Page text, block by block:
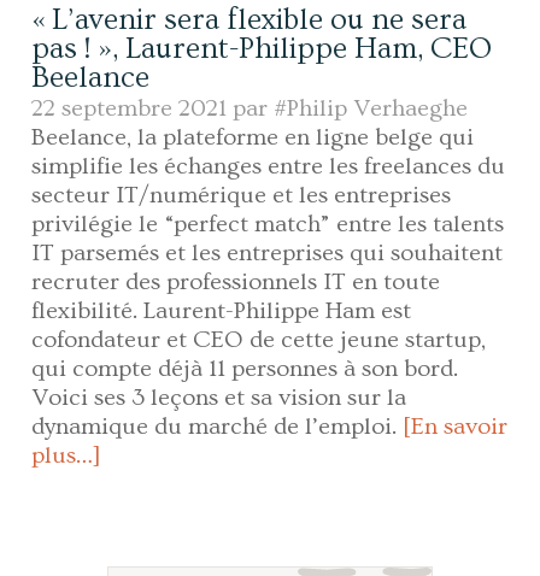
« L’avenir sera flexible ou ne sera
pas ! », Laurent-Philippe Ham, CEO
Beelance
22 septembre 2021 par #Philip Verhaeghe
Beelance, la plateforme en ligne belge qui
simplifie les échanges entre les freelances du
secteur IT/numérique et les entreprises
privilégie le “perfect match” entre les talents
IT parsemés et les entreprises qui souhaitent
recruter des professionnels IT en toute
flexibilité. Laurent-Philippe Ham est
cofondateur et CEO de cette jeune startup,
qui compte déjà 11 personnes à son bord.
Voici ses 3 leçons et sa vision sur la
dynamique du marché de l’emploi. [En savoir
plus…]